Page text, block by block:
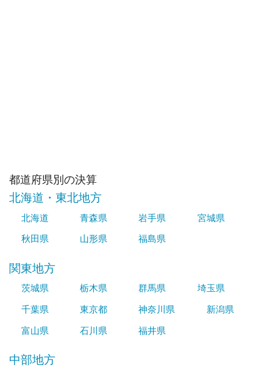
都道府県別の決算
北海道・東北地方
北海道 青森県 岩手県
宮城県
秋田県
山形県 福島県
関東地方
茨城県 栃木県 群馬県
埼玉県
千葉県
東京都 神奈川県
新潟県
富山県
石川県 福井県
中部地方